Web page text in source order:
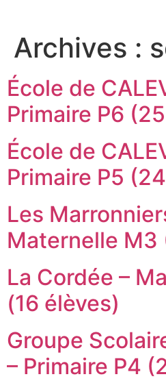
Archives :
École de
Primaire P6
École de
Primaire P5
Les
Maternelle M3
La Cordée –
(16 élèves)
Groupe
– Primaire P4